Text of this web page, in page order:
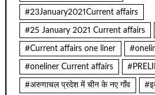
#23January2021Current affairs
#25 January 2021 Current affairs
#Current affairs one liner
#oneliner Current affairs
#अरुणाचल प्रदेश में चीन के नए गाँव